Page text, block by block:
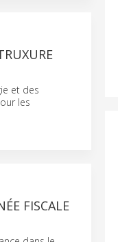
et des
les
FISCALE